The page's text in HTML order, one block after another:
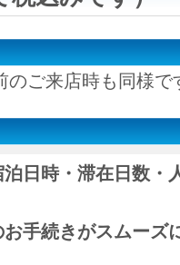
のご来店時も同様で
日時・滞在日数・
手続きがスムーズ